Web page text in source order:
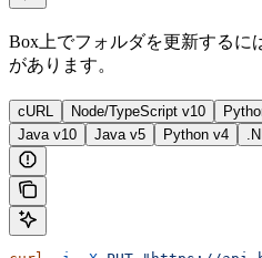
Box上でフォルダを更新するに
があります。
cURL Node/TypeScript v10
Java v10
Java v5 Python v4